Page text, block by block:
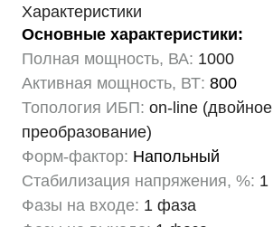
Характеристики
Основные характеристики:
Полная мощность, ВА: 1000
Активная мощность, ВТ: 800
Топология ИБП: on-line (двойное
преобразование)
Форм-фактор: Напольный
Стабилизация напряжения, %: 1
Фазы на входе: 1 фаза